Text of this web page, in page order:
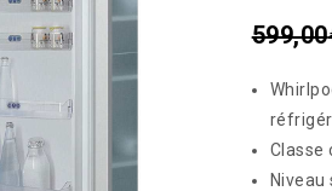
599,00
Classe